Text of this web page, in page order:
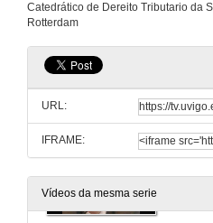
Catedrático de Dereito Tributario da
Rotterdam
URL:
IFRAME:
Vídeos da mesma serie
1 de xul.